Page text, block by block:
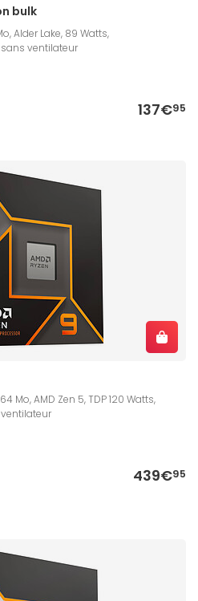
bulk
Alder Lake, 89 Watts,
sans ventilateur
137€95
Mo, AMD Zen 5, TDP 120 Watts,
439€95